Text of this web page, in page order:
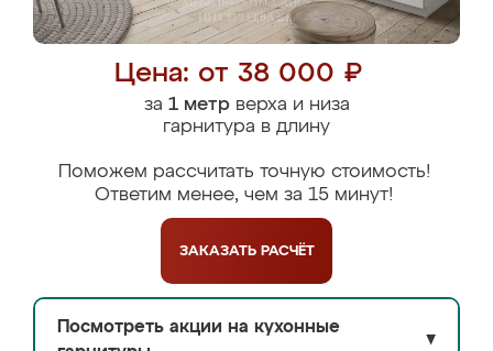
Цена: от 38 000 ₽
за 1 метрверха и низа
гарнитура в длину
Поможем рассчитать точную стоимость!
Ответим менее, чем за 15 минут!
ЗАКАЗАТЬ РАСЧЁТ
Посмотреть акции на кухонные
▼